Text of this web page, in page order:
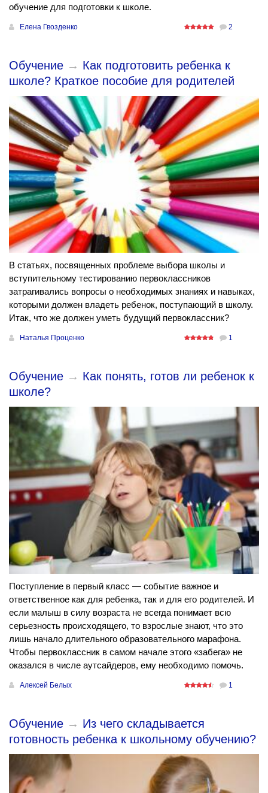
обучение для подготовки к школе.
Елена Гвозденко 2
Обучение → Как подготовить ребенка к
школе? Краткое пособие для родителей
В статьях, посвященных проблеме выбора школы и
вступительному тестированию первоклассников
затрагивались вопросы о необходимых знаниях и навыках,
которыми должен владеть ребенок, поступающий в школу.
Итак, что же должен уметь будущий первоклассник?
Наталья Проценко 1
Обучение → Как понять, готов ли ребенок к
школе?
Поступление в первый класс — событие важное и
ответственное как для ребенка, так и для его родителей. И
если малыш в силу возраста не всегда понимает всю
серьезность происходящего, то взрослые знают, что это
лишь начало длительного образовательного марафона.
Чтобы первоклассник в самом начале этого «забега» не
оказался в числе аутсайдеров, ему необходимо помочь.
Алексей Белых 1
Обучение → Из чего складывается
готовность ребенка к школьному обучению?